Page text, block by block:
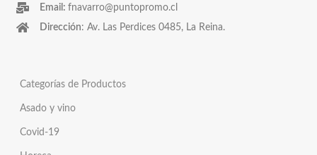
Email: fnavarro@puntopromo.cl
Dirección: Av. Las Perdices 0485, La Reina.
Categorías de Productos
Asado y vino
Covid-19